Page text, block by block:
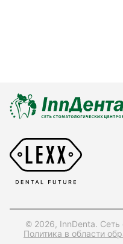
© 2026, InnDenta. Сеть
Политика в области